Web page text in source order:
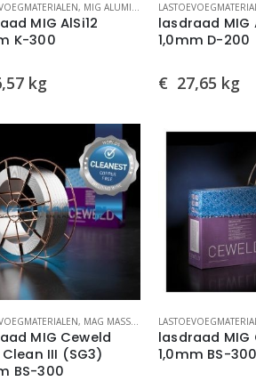
LASDRADEN , MIG ALUMINIUM ,MIG/MAG
MIG AlSi12
K-300
kg
lasdraad MIG
1,0mm D-200
€ 27,65 kg
,MIG/MAG LASDRADEN
, MAG MASSIEVE LASDRADEN STAAL ,
MIG Ceweld
III (SG3)
BS-300
lasdraad MIG
1,0mm BS-300